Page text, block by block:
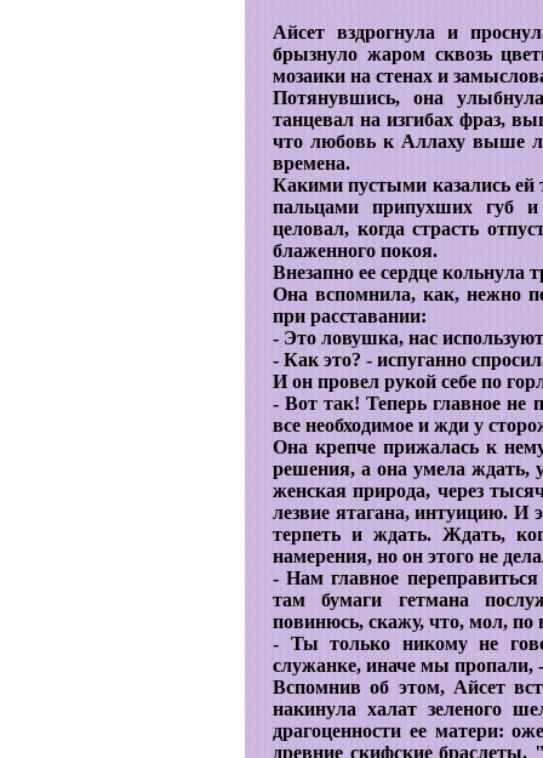
Айсет вздрогнула и
брызнуло жаром сквозь
мозаики на стенах и
Потянувшись, она
танцевал на изгибах фраз,
что любовь к Аллаху выше
времена.
Какими пустыми казались ей
пальцами припухших губ
целовал, когда страсть
блаженного покоя.
Внезапно ее сердце кольнула
Она вспомнила, как, нежно
при расставании:
- Это ловушка, нас
- Как это? - испуганно
И он провел рукой себе по
- Вот так! Теперь главное не
все необходимое и жди у
Она крепче прижалась к
решения, а она умела ждать,
женская природа, через
лезвие ятагана, интуицию. И
терпеть и ждать. Ждать,
намерения, но он этого не
- Нам главное
там бумаги гетмана
повинюсь, скажу, что, мол,
- Ты только никому не
служанке, иначе мы пропали,
Вспомнив об этом, Айсет
накинула халат зеленого
драгоценности ее матери:
древние скифские